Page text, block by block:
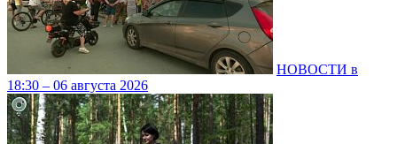
НОВОСТИ в
18:30 – 06 августа 2026